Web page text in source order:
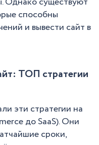
способны
и вывести сайт в
ТОП стратегии
эти стратегии на
до SaaS). Они
сроки,